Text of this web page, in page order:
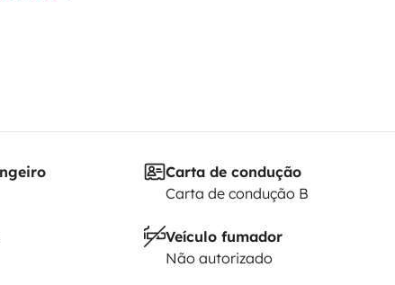
Carta de condução
Carta de condução B
Veículo fumador
Não autorizado